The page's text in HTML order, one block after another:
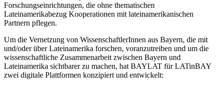
Forschungseinrichtungen, die ohne thematischen
Lateinamerikabezug Kooperationen mit lateinamerikanischen
Partnern pflegen.
Um die Vernetzung von WissenschaftlerInnen aus Bayern, die mit
und/oder über Lateinamerika forschen, voranzutreiben und um die
wissenschaftliche Zusammenarbeit zwischen Bayern und
Lateinamerika sichtbarer zu machen, hat BAYLAT für LATinBAY
zwei digitale Plattformen konzipiert und entwickelt: